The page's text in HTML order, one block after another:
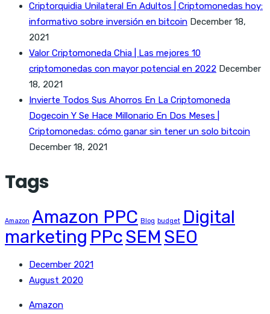
Criptorquidia Unilateral En Adultos | Criptomonedas hoy:
informativo sobre inversión en bitcoin December 18,
2021
Valor Criptomoneda Chia | Las mejores 10
criptomonedas con mayor potencial en 2022 December
18, 2021
Invierte Todos Sus Ahorros En La Criptomoneda
Dogecoin Y Se Hace Millonario En Dos Meses |
Criptomonedas: cómo ganar sin tener un solo bitcoin
December 18, 2021
Tags
Amazon Amazon PPC Blog budget Digital
marketing PPcSEM SEO
December 2021
August 2020
Amazon